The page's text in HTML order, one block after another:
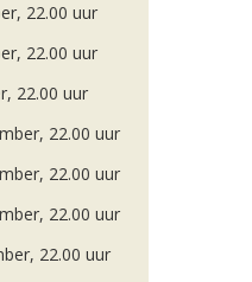
22.00 uur
22.00 uur
22.00 uur
22.00 uur
22.00 uur
22.00 uur
22.00 uur